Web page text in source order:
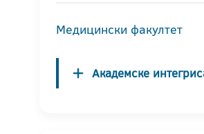
Медицински факултет
Академске